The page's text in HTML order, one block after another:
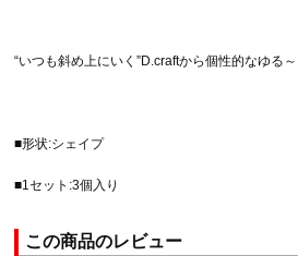
“いつも斜め上にいく”D.craftから個性的なゆる
■形状:シェイプ
■1セット:3個入り
この商品のレビュー